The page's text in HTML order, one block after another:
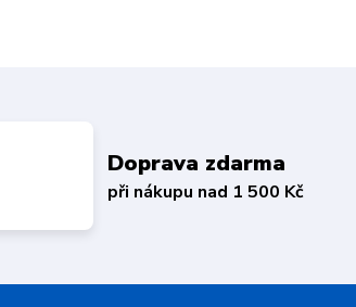
Doprava zdarma
při nákupu nad 1 500 Kč